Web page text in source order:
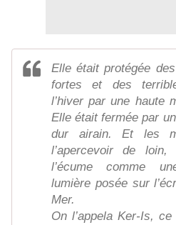
Elle était protégée
fortes et des
l’hiver par une haute
Elle était fermée par
dur airain. Et les
l’apercevoir de loin,
l’écume comme
lumière posée sur
Mer.
On l’appela Ker-Is,